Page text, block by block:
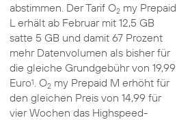
abstimmen. Der Tarif O2my Prepaid
L erhält ab Februar mit 12,5 GB
satte 5 GB und damit 67 Prozent
mehr Datenvolumen als bisher für
die gleiche Grundgebühr von 19,99
Euro1. O2my Prepaid M erhöht für
den gleichen Preis von 14,99 für
vier Wochen das Highspeed-